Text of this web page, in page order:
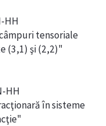
HH
tensoriale
(3,1) şi (2,2)"
HH
în sisteme